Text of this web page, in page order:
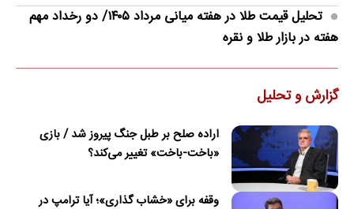
تحلیل قیمت طلا در هفته میانی مرداد ۱۴۰۵/ دو رخداد مهم
هفته در بازار طلا و نقره
گزارش و تحلیل
اراده صلح بر طبل جنگ پیروز شد / بازی
«باخت-باخت» تغییر می‌کند؟
وقفه برای «خشاب گذاری»؛ آیا ترامپ در